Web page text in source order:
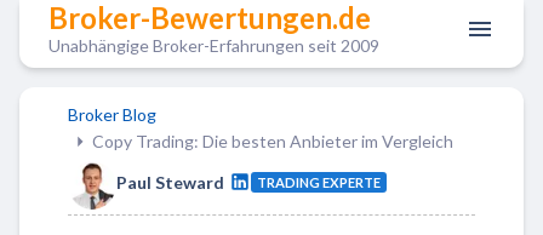
Broker-Bewertungen.de
Unabhängige Broker-Erfahrungen seit 2009
Broker Blog
Copy Trading: Die besten Anbieter im Vergleich
Paul Steward TRADING EXPERTE